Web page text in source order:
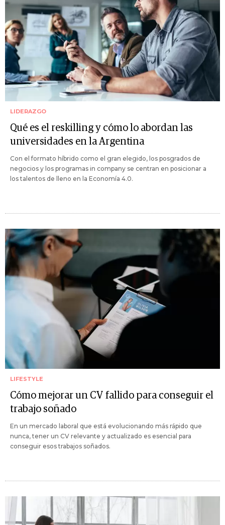
LIDERAZGO
Qué es el reskilling y cómo lo abordan las
universidades en la Argentina
Con el formato híbrido como el gran elegido, los posgrados de
negocios y los programas in company se centran en posicionar a
los talentos de lleno en la Economía 4.0.
LIFESTYLE
Cómo mejorar un CV fallido para conseguir el
trabajo soñado
En un mercado laboral que está evolucionando más rápido que
nunca, tener un CV relevante y actualizado es esencial para
conseguir esos trabajos soñados.